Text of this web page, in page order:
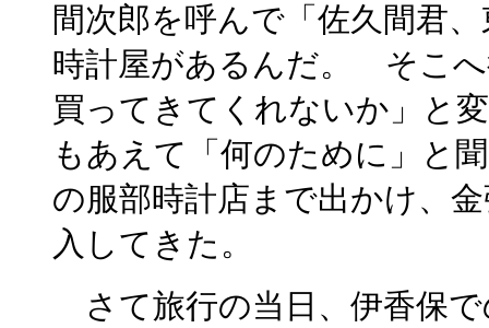
間次郎を呼んで「佐久間君
時計屋があるんだ。 そこ
買ってきてくれないか」と
もあえて「何のために」と
の服部時計店まで出かけ、
入してきた。
さて旅行の当日、伊香保